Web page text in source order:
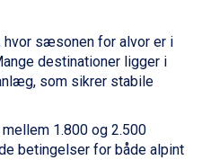
hvor sæsonen for alvor er i
destinationer ligger i
som sikrer stabile
1.800 og 2.500
betingelser for både alpint